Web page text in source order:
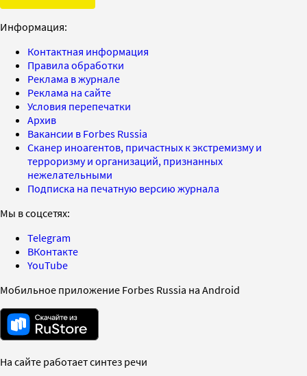
Информация:
Контактная информация
Правила обработки
Реклама в журнале
Реклама на сайте
Условия перепечатки
Архив
Вакансии в Forbes Russia
Сканер иноагентов, причастных к экстремизму и
терроризму и организаций, признанных
нежелательными
Подписка на печатную версию журнала
Мы в соцсетях:
Telegram
ВКонтакте
YouTube
Мобильное приложение Forbes Russia на Android
На сайте работает синтез речи